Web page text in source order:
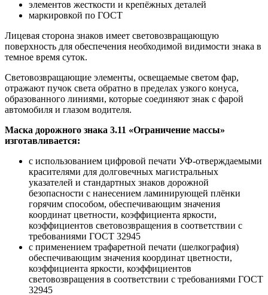
элементов жесткости и крепёжных деталей
маркировкой по ГОСТ
Лицевая сторона знаков имеет световозвращающую
поверхность для обеспечения необходимой видимости знака в
темное время суток.
Световозвращающие элементы, освещаемые светом фар,
отражают пучок света обратно в пределах узкого конуса,
образованного линиями, которые соединяют знак с фарой
автомобиля и глазом водителя.
Маска дорожного знака 3.11 «Ограничение массы»
изготавливается:
с использованием цифровой печати УФ-отверждаемыми
красителями для долговечных магистральных
указателей и стандартных знаков дорожной
безопасности с нанесением ламинирующей плёнки
горячим способом, обеспечивающим значения
координат цветности, коэффициента яркости,
коэффициентов световозвращения в соответствии с
требованиями ГОСТ 32945
с применением трафаретной печати (шелкография)
обеспечивающим значения координат цветности,
коэффициента яркости, коэффициентов
световозвращения в соответствии с требованиями ГОСТ
32945